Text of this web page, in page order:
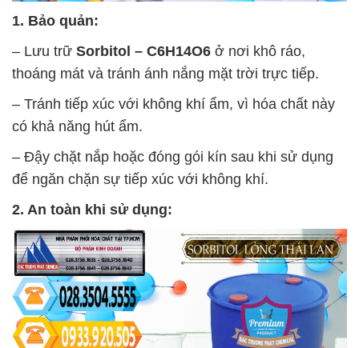
1. Bảo quản:
– Lưu trữ Sorbitol – C6H14O6 ở nơi khô ráo,
thoáng mát và tránh ánh nắng mặt trời trực tiếp.
– Tránh tiếp xúc với không khí ẩm, vì hóa chất này
có khả năng hút ẩm.
– Đậy chặt nắp hoặc đóng gói kín sau khi sử dụng
để ngăn chặn sự tiếp xúc với không khí.
2. An toàn khi sử dụng: